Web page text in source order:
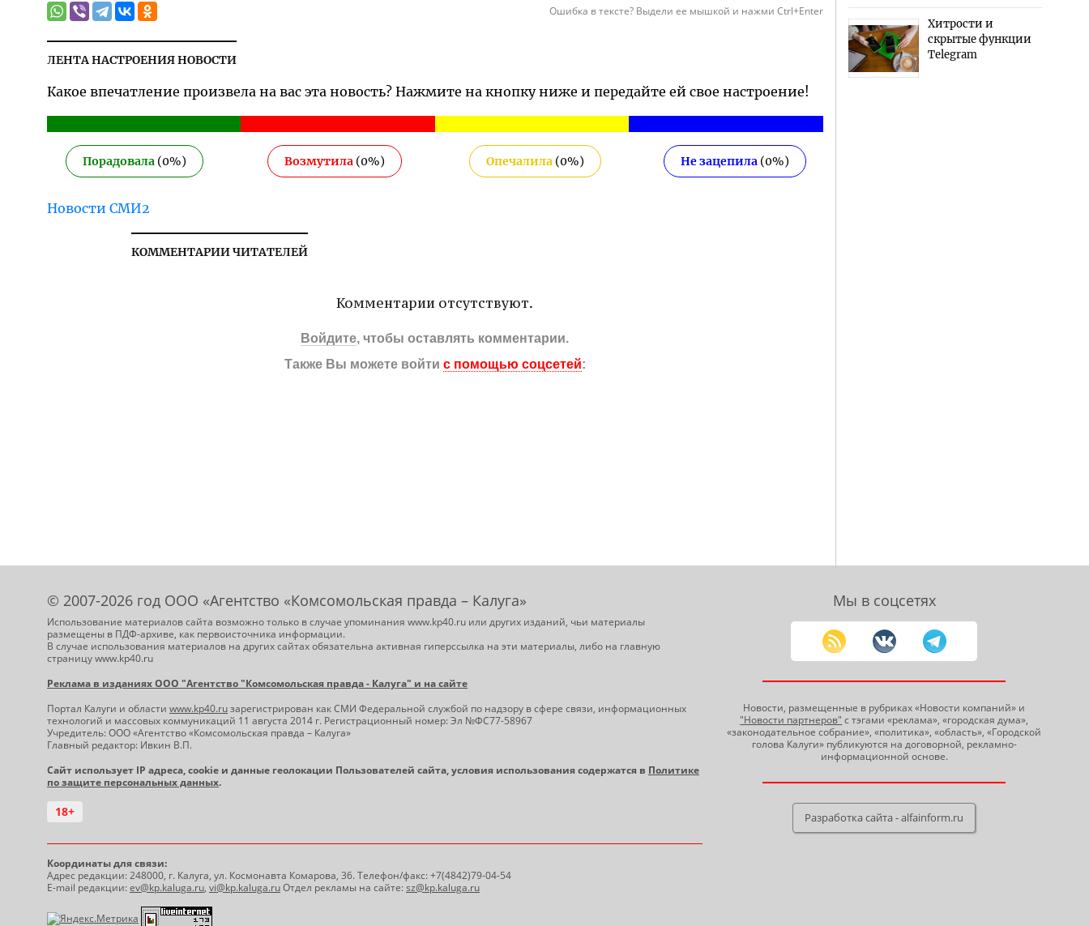
Ошибка в тексте? Выдели ее мышкой и нажми Ctrl+Enter
ЛЕНТА НАСТРОЕНИЯ НОВОСТИ
Какое впечатление произвела на вас эта новость? Нажмите на кнопку ниже и передайте ей свое настроение!
Порадовала (0%) Возмутила (0%) Опечалила(0%) Не зацепила (0%)
Новости СМИ2
КОММЕНТАРИИ ЧИТАТЕЛЕЙ
Комментарии отсутствуют.
Войдите, чтобы оставлять комментарии.
Также Вы можете войти с помощью соцсетей:
Хитрости и
скрытые функции
Telegram
© 2007-2026 год ООО «Агентство «Комсомольская правда – Калуга»
Использование материалов сайта возможно только в случае упоминания www.kp40.ru или других изданий, чьи материалы
размещены в ПДФ-архиве, как первоисточника информации.
В случае использования материалов на других сайтах обязательна активная гиперссылка на эти материалы, либо на главную
страницу www.kp40.ru
Реклама в изданиях ООО "Агентство "Комсомольская правда - Калуга" и на сайте
Портал Калуги и области www.kp40.ruзарегистрирован как СМИ Федеральной службой по надзору в сфере связи, информационных
технологий и массовых коммуникаций 11 августа 2014 г. Регистрационный номер: Эл №ФС77-58967
Учредитель: ООО «Агентство «Комсомольская правда – Калуга»
Главный редактор: Ивкин В.П.
Сайт использует IP адреса, cookie и данные геолокации Пользователей сайта, условия использования содержатся в Политике
по защите персональных данных.
18+
Координаты для связи:
Адрес редакции: 248000, г. Калуга, ул. Космонавта Комарова, 36. Телефон/факс: +7(4842)79-04-54
E-mail редакции:ev@kp.kaluga.ru, vi@kp.kaluga.ruОтдел рекламы на сайте:sz@kp.kaluga.ru
Мы в соцсетях
Новости, размещенные в рубриках «Новости компаний» и
"Новости партнеров" с тэгами «реклама», «городская дума»,
«законодательное собрание», «политика», «область», «Городской
голова Калуги» публикуются на договорной, рекламно-
информационной основе.
Разработка сайта - alfainform.ru